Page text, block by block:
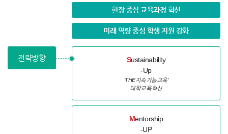
현장 중심 교육과정 혁신
미래 역량 중심 학생 지원 강화
전략방향 Sustainability
-Up
‘THE지속가능교육’
대학교육혁신
Mentorship
-UP